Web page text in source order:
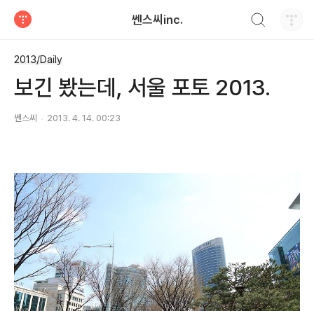
쎈스씨inc.
2013/Daily
보긴 봤는데, 서울 포토 2013.
쎈스씨 2013. 4. 14. 00:23